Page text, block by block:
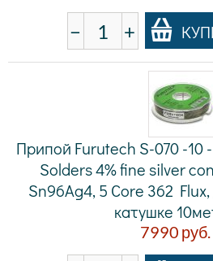
− +
Припой Furutech S-070 -
Solders 4% fine silver
Sn96Ag4, 5 Core 362
катушке
7990 руб.